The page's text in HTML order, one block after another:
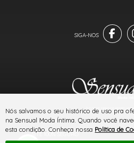
SITE 100% SEGURO
® TODOS DIREITOS RESERVADOS
Nós salvamos o seu histórico de uso pra
na Sensual Moda Íntima. Quando você
esta condição. Conheça nossa Política de